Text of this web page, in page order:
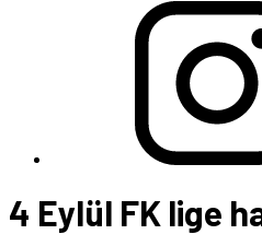
4 Eylül FK lige